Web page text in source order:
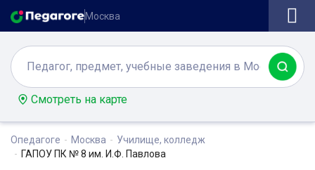
Москва
Смотреть на карте
Опедагоге Москва
Училище, колледж
ГАПОУ ПК № 8 им. И.Ф. Павлова